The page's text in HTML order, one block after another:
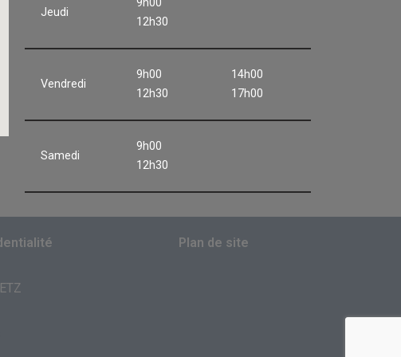
Jeudi
9h00
12h30
Vendredi
9h00
12h30
14h00
17h00
Samedi
9h00
12h30
Plan de site